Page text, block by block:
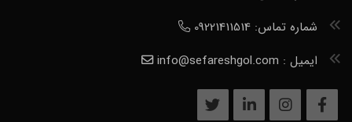
شماره تماس: 09221411514
ایمیل : info@sefareshgol.com